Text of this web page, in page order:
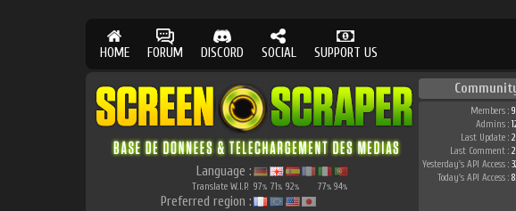
HOME FORUM DISCORD SOCIAL SUPPORT US
Language :
Translate W.I.P. 97% 71% 92% 77% 94%
Preferred region :
Members :
Admins :
Last Update :
Last Comment :
Yesterday's API Access :
Today's API Access :